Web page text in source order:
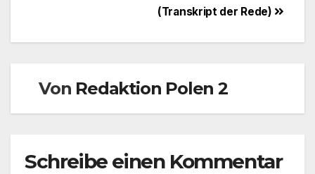
(Transkript der Rede)
Von Redaktion Polen 2
Schreibe einen Kommentar